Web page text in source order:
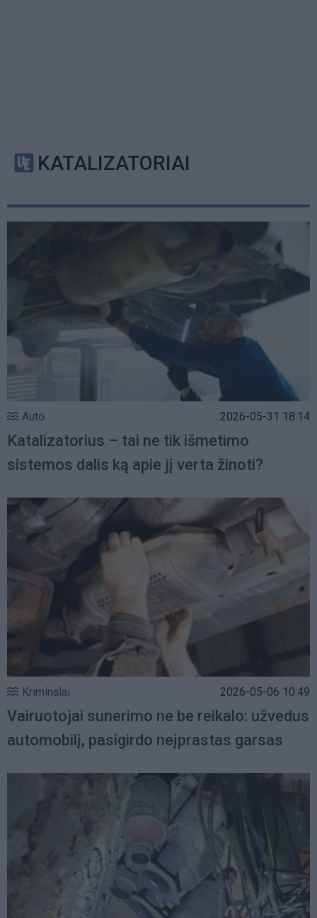
KATALIZATORIAI
Auto 2026-05-31 18:14
Katalizatorius – tai ne tik išmetimo
sistemos dalis ką apie jį verta žinoti?
Kriminalai 2026-05-06 10:49
Vairuotojai sunerimo ne be reikalo: užvedus
automobilį, pasigirdo neįprastas garsas